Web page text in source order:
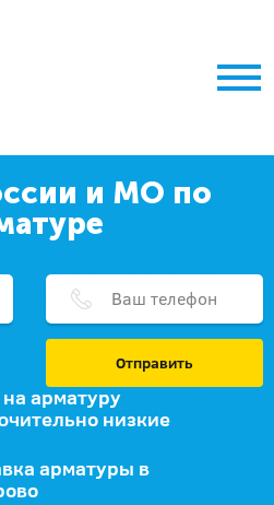
и МО по
Отправить
арматуру
низкие
арматуры в